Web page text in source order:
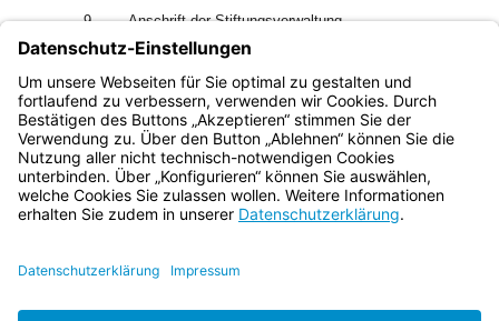
9.
Anschrift der Stiftungsverwaltung.
Auf Antrag des Stifters ist auf die Angabe seines Namens
zu verzichten. 3Änderungen zu Satz 1 Nr. 9 haben die
Stiftungen der Stiftungsbehörde unverzüglich mitzuteilen.
Bayern.de
BayernPortal
Impressum